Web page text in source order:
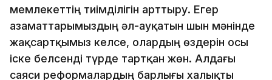
мемлекеттің тиімділігін арттыру. Егер
азаматтарымыздың әл-ауқатын шын мәнінде
жақсартқымыз келсе, олардың өздерін осы
іске белсенді түрде тартқан жөн. Алдағы
саяси реформалардың барлығы халықты